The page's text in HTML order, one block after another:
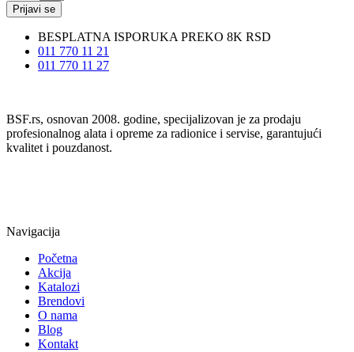
Prijavi se
BESPLATNA ISPORUKA PREKO 8K RSD
011 770 11 21
011 770 11 27
BSF.rs, osnovan 2008. godine, specijalizovan je za prodaju
profesionalnog alata i opreme za radionice i servise, garantujući
kvalitet i pouzdanost.
Navigacija
Početna
Akcija
Katalozi
Brendovi
O nama
Blog
Kontakt